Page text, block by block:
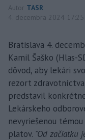
Autor TASR
4. decembra 2024 17:25
Bratislava 4.
Kamil Šaško (Hlas-
dôvod, aby lekári
rezort
predstavil
Lekárskeho
nevyriešenou
platov. "Od začiatku